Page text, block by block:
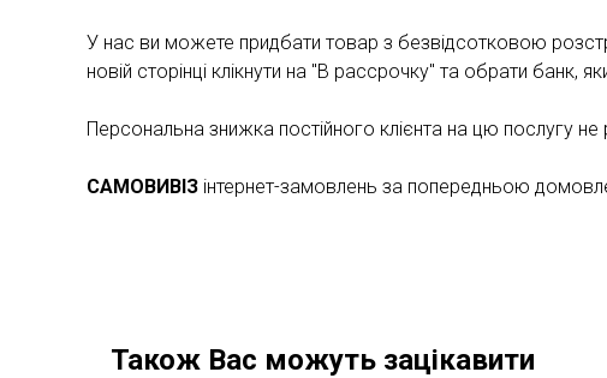
У нас ви можете придбати товар з безвідсотковою
новій сторінці клікнути на "В рассрочку" та обрати
Персональна знижка постійного клієнта на цю послугу
САМОВИВІЗ інтернет-замовлень за попередньою
Також Вас можуть зацікавити